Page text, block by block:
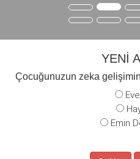
YENİ
Çocuğunuzun zeka
Emin